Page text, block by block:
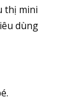
thị mini
dùng